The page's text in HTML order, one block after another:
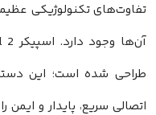
تفاوت‌های تکنولوژیکی